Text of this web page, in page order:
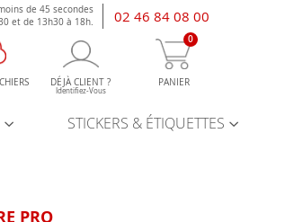
de 45 secondes
et de 13h30 à 18h.
02 46 84 08 00
DÉJÀ CLIENT ?
Identifiez-Vous
0
PANIER
STICKERS & ÉTIQUETTES
PRO